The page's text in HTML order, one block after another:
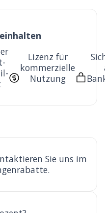
Lizenz für
kommerzielle
Nutzung
Sie uns im